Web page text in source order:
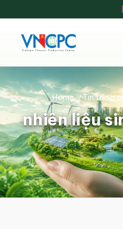
nhiên liệu
Home /Tin tức /